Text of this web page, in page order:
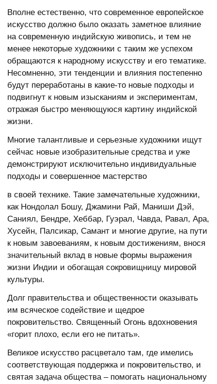
Вполне естественно, что современное европейское
искусство должно было оказать заметное влияние
на современную индийскую живопись, и тем не
менее некоторые художники с таким же успехом
обращаются к народному искусству и его тематике.
Несомненно, эти тенденции и влияния постепенно
будут переработаны в какие-то новые подходы и
подвигнут к новым изысканиям и экспериментам,
отражая быстро меняющуюся картину индийской
жизни.
Многие талантливые и серьезные художники ищут
сейчас новые изобразительные средства и уже
демонстрируют исключительно индивидуальные
подходы и совершенное мастерство
в своей технике. Такие замечательные художники,
как Нондолал Бошу, Джамини Рай, Маниши Дэй,
Саниял, Бендре, Хеббар, Гуэрал, Чавда, Равал, Ара,
Хусейн, Палсикар, Самант и многие другие, на пути
к новым завоеваниям, к новым достижениям, внося
значительный вклад в новые формы выражения
жизни Индии и обогащая сокровищницу мировой
культуры.
Долг правительства и общественности оказывать
им всяческое содействие и щедрое
покровительство. Священный Огонь вдохновения
«горит плохо, если его не питать».
Великое искусство расцветало там, где имелись
соответствующая поддержка и покровительство, и
святая задача общества – помогать национальному